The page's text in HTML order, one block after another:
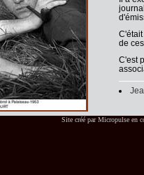
de
C'est
Site créé parMicropulseen